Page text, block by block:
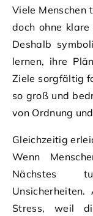
Viele Menschen
doch ohne
Deshalb
lernen, ihre
Ziele sorgfältig
so groß und
von Ordnung
Gleichzeitig
Wenn
Nächstes
Stress, weil